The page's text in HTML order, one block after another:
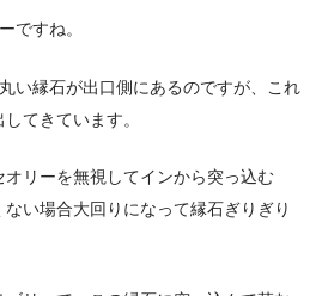
ですね。
い縁石が出口側にあるのですが、これ
てきています。
リーを無視してインから突っ込む
い場合大回りになって縁石ぎりぎり